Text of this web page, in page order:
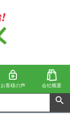
お客様の声 会社概要